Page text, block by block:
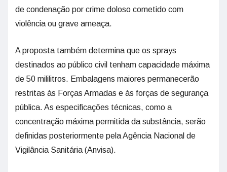
de condenação por crime doloso cometido com
violência ou grave ameaça.
A proposta também determina que os sprays
destinados ao público civil tenham capacidade máxima
de 50 mililitros. Embalagens maiores permanecerão
restritas às Forças Armadas e às forças de segurança
pública. As especificações técnicas, como a
concentração máxima permitida da substância, serão
definidas posteriormente pela Agência Nacional de
Vigilância Sanitária (Anvisa).